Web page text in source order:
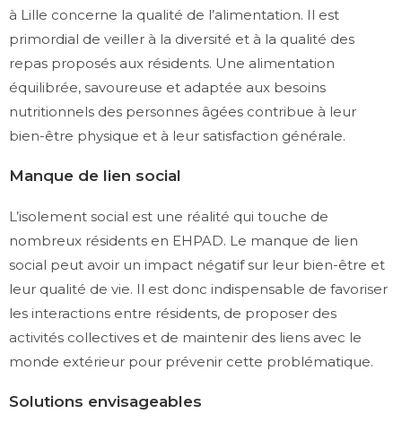
à Lille concerne la qualité de l’alimentation. Il est
primordial de veiller à la diversité et à la qualité des
repas proposés aux résidents. Une alimentation
équilibrée, savoureuse et adaptée aux besoins
nutritionnels des personnes âgées contribue à leur
bien-être physique et à leur satisfaction générale.
Manque de lien social
L’isolement social est une réalité qui touche de
nombreux résidents en EHPAD. Le manque de lien
social peut avoir un impact négatif sur leur bien-être et
leur qualité de vie. Il est donc indispensable de favoriser
les interactions entre résidents, de proposer des
activités collectives et de maintenir des liens avec le
monde extérieur pour prévenir cette problématique.
Solutions envisageables